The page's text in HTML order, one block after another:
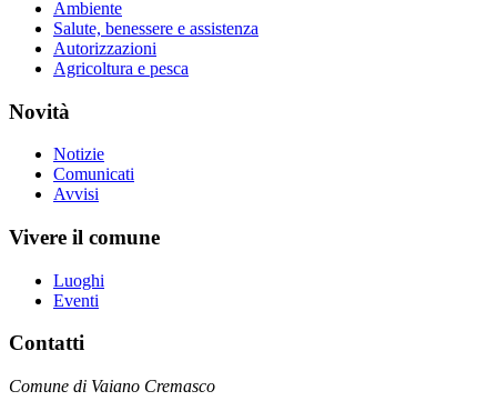
Ambiente
Salute, benessere e assistenza
Autorizzazioni
Agricoltura e pesca
Novità
Notizie
Comunicati
Avvisi
Vivere il comune
Luoghi
Eventi
Contatti
Comune di Vaiano Cremasco